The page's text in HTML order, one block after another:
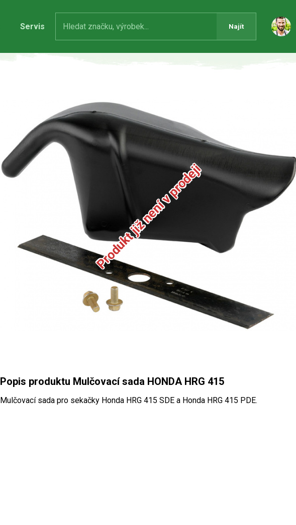
Servis Najít
Produkt již není v prodeji
Popis produktu Mulčovací sada HONDA HRG 415
Mulčovací sada pro sekačky Honda HRG 415 SDE a Honda HRG 415 PDE.